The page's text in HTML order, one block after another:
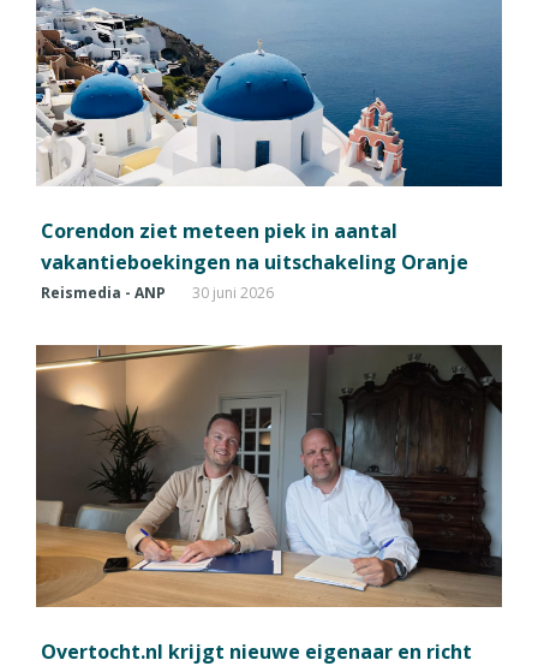
Corendon ziet meteen piek in aantal
vakantieboekingen na uitschakeling Oranje
Reismedia - ANP 30 juni 2026
Overtocht.nl krijgt nieuwe eigenaar en richt